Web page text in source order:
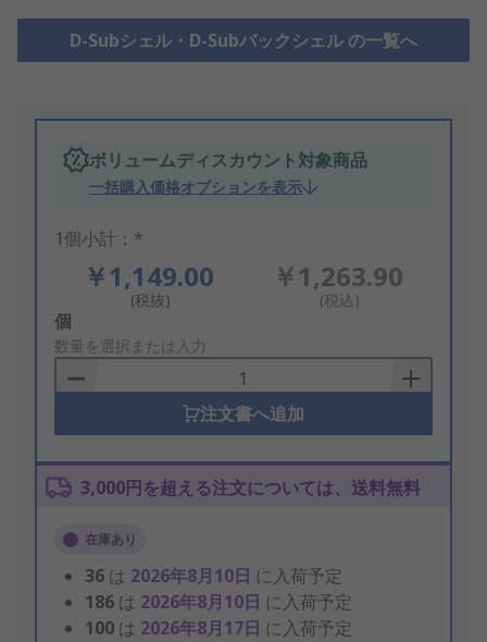
D-Subシェル・D-Subバックシェル の一覧へ
ボリュームディスカウント対象商品
一括購入価格オプションを表示
1個小計：*
￥1,149.00
(税抜)
￥1,263.90
(税込)
Add
to
Basket
個
数量を選択または入力
注文書へ追加
3,000円を超える注文については、送料無料
在庫あり
36 は 2026年8月10日 に入荷予定
186 は 2026年8月10日 に入荷予定
100 は 2026年8月17日 に入荷予定